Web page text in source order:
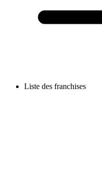
Liste des franchises